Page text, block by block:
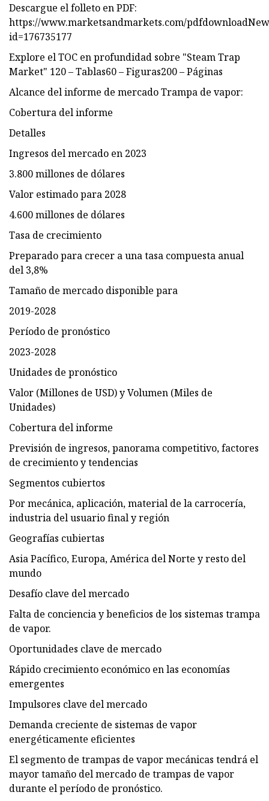
Descargue el folleto en PDF:
https://www.marketsandmarkets.com/
id=176735177
Explore el TOC en profundidad sobre "Steam Trap
Market" 120 – Tablas60 – Figuras200 – Páginas
Alcance del informe de mercado Trampa de vapor:
Cobertura del informe
Detalles
Ingresos del mercado en 2023
3.800 millones de dólares
Valor estimado para 2028
4.600 millones de dólares
Tasa de crecimiento
Preparado para crecer a una tasa compuesta anual
del 3,8%
Tamaño de mercado disponible para
2019-2028
Período de pronóstico
2023-2028
Unidades de pronóstico
Valor (Millones de USD) y Volumen (Miles de
Unidades)
Cobertura del informe
Previsión de ingresos, panorama competitivo, factores
de crecimiento y tendencias
Segmentos cubiertos
Por mecánica, aplicación, material de la carrocería,
industria del usuario final y región
Geografías cubiertas
Asia Pacífico, Europa, América del Norte y resto del
mundo
Desafío clave del mercado
Falta de conciencia y beneficios de los sistemas trampa
de vapor.
Oportunidades clave de mercado
Rápido crecimiento económico en las economías
emergentes
Impulsores clave del mercado
Demanda creciente de sistemas de vapor
energéticamente eficientes
El segmento de trampas de vapor mecánicas tendrá el
mayor tamaño del mercado de trampas de vapor
durante el período de pronóstico.